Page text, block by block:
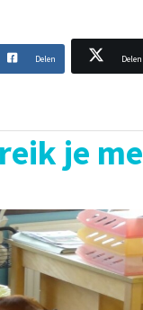
Delen Delen
je